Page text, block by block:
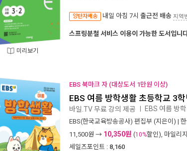
미리보기
양탄자배송 내일 아침 7시 출근전 배송 지역
스프링분철 서비스 이용이 가능한 도서입니
EBS 북마크 자 (대상도서 1만원 이상)
EBS 여름 방학생활 초등학교 3
바일.TV 무료 강의 제공 EBS 여름 방
EBS(한국교육방송공사) 편집부 (지은이) |
11,500원 → 10,350원 (10%할인), 마일리지
세일즈포인트 : 8,160